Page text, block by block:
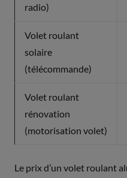
radio)
Volet roulant
solaire
(télécommande)
Volet roulant
rénovation
(motorisation volet)
Le prix d’un volet roulant